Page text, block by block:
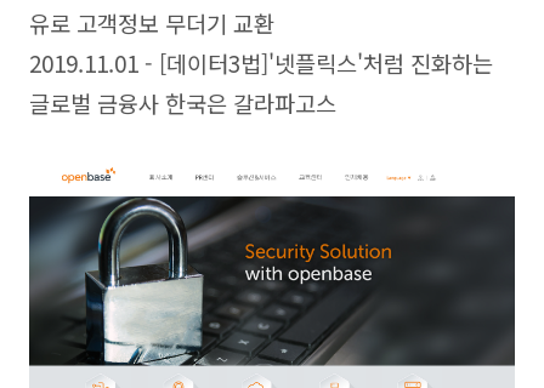
유로 고객정보 무더기 교환
2019.11.01 - [데이터3법]'넷플릭스'처럼 진화하는
글로벌 금융사 한국은 갈라파고스